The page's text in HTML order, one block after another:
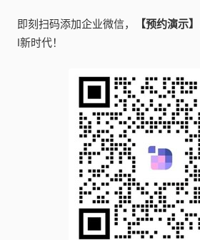
即刻扫码添加企业微信， 【预约演示】
I新时代！